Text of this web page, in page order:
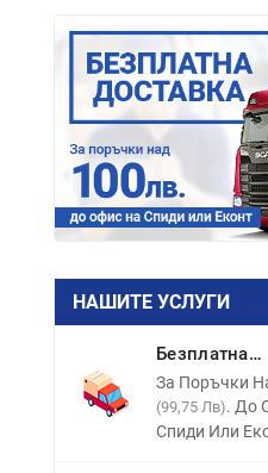
НАШИТЕ УСЛУГИ
Безплатна
Доставка
За Поръчки
(99,75 Лв). До
Спиди Или